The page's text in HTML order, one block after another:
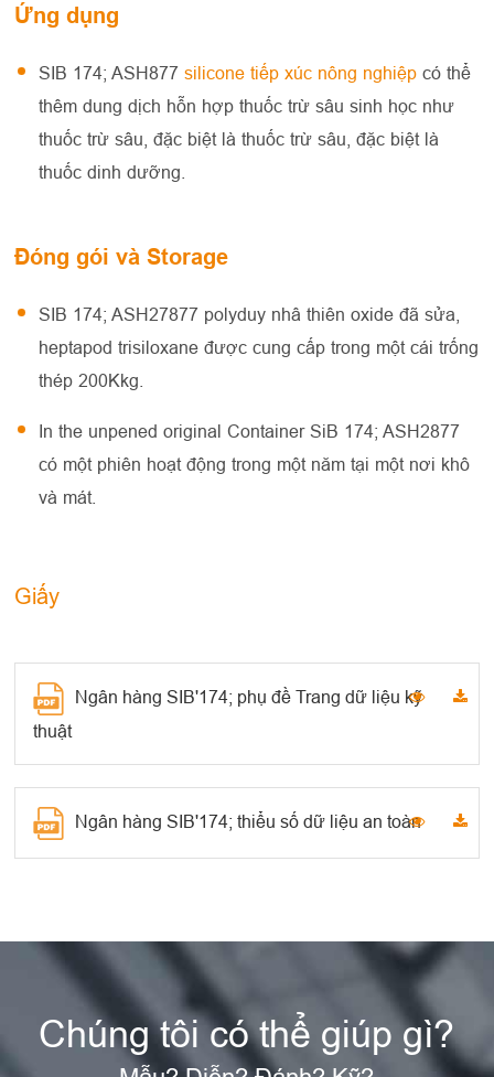
Ứng dụng
SIB 174; ASH877silicone tiếp xúc nông nghiệpcó thể
thêm dung dịch hỗn hợp thuốc trừ sâu sinh học như
thuốc trừ sâu, đặc biệt là thuốc trừ sâu, đặc biệt là
thuốc dinh dưỡng.
Đóng gói và Storage
SIB 174; ASH27877 polyduy nhâ thiên oxide đã sửa,
heptapod trisiloxane được cung cấp trong một cái trống
thép 200Kkg.
In the unpened original Container SiB 174; ASH2877
có một phiên hoạt động trong một năm tại một nơi khô
và mát.
Giấy
Ngân hàng SIB'174; phụ đề Trang dữ liệu kỹ
thuật
Ngân hàng SIB'174; thiểu số dữ liệu an toàn
Chúng tôi có thể giúp gì?